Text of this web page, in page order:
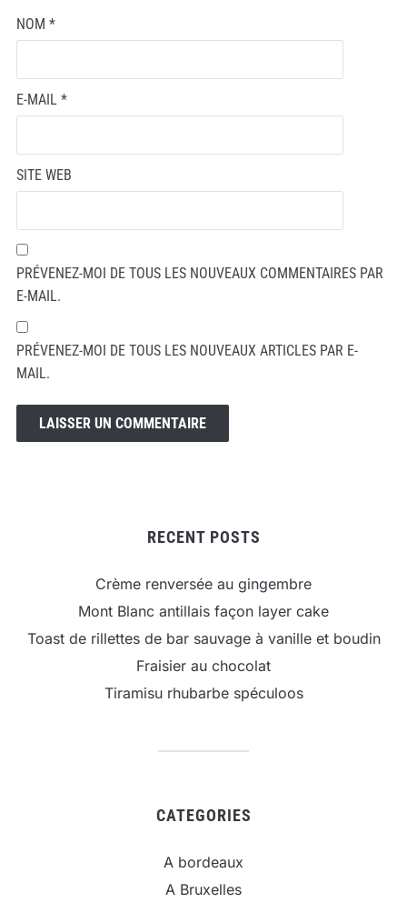
NOM *
E-MAIL *
SITE WEB
PRÉVENEZ-MOI DE TOUS LES NOUVEAUX COMMENTAIRES PAR
E-MAIL.
PRÉVENEZ-MOI DE TOUS LES NOUVEAUX ARTICLES PAR E-
MAIL.
RECENT POSTS
Crème renversée au gingembre
Mont Blanc antillais façon layer cake
Toast de rillettes de bar sauvage à vanille et boudin
Fraisier au chocolat
Tiramisu rhubarbe spéculoos
CATEGORIES
A bordeaux
A Bruxelles